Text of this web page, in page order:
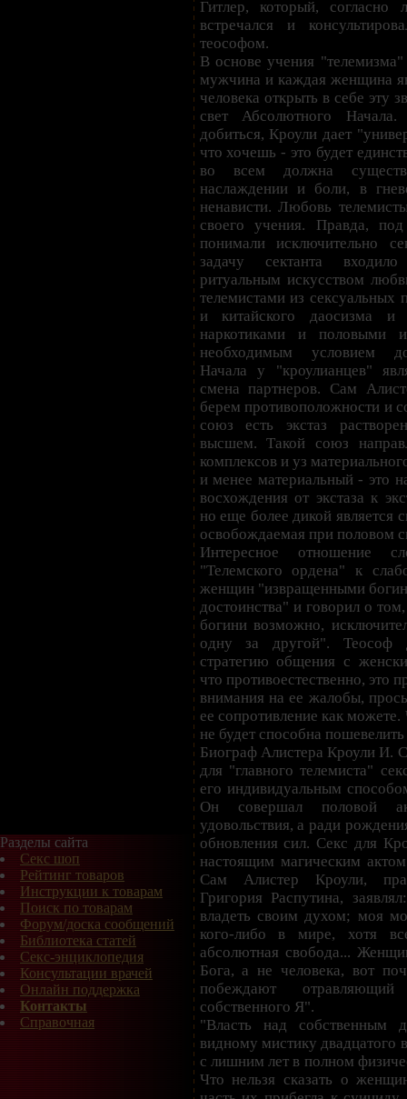
Разделы сайта
Секс шоп
Рейтинг товаров
Инструкции к товарам
Поиск по товарам
Форум/доска сообщений
Библиотека статей
Секс-энциклопедия
Консультации врачей
Онлайн поддержка
Контакты
Справочная
Гитлер, который, согласно
встречался и
теософом.
В основе учения
мужчина и каждая женщина
человека открыть в себе эту
свет Абсолютного
добиться, Кроули дает
что хочешь - это будет
во всем должна
наслаждении и боли, в
ненависти. Любовь
своего учения. Правда,
понимали исключительно
задачу сектанта
ритуальным искусством
телемистами из сексуальных
и китайского даосизма и
наркотиками и половыми
необходимым условием
Начала у "кроулианцев"
смена партнеров. Сам
берем противоположности и
союз есть экстаз
высшем. Такой союз
комплексов и уз
и менее материальный - это
восхождения от экстаза к
но еще более дикой является
освобождаемая при половом
Интересное отношение
"Телемского ордена" к
женщин "извращенными
достоинства" и говорил о
богини возможно,
одну за другой". Теософ
стратегию общения с
что противоестественно, это
внимания на ее жалобы,
ее сопротивление как
не будет способна
Биограф Алистера Кроули И.
для "главного телемиста"
его индивидуальным
Он совершал половой
удовольствия, а ради
обновления сил. Секс для
настоящим магическим
Сам Алистер Кроули,
Григория Распутина,
владеть своим духом; моя
кого-либо в мире, хотя
абсолютная свобода...
Бога, а не человека, вот
побеждают
собственного Я".
"Власть над собственным
видному мистику двадцатого
с лишним лет в полном
Что нельзя сказать о